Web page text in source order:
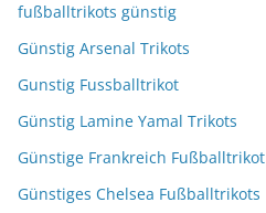
fußballtrikots günstig
Günstig Arsenal Trikots
Gunstig Fussballtrikot
Günstig Lamine Yamal Trikots
Günstige Frankreich Fußballtrikot
Günstiges Chelsea Fußballtrikots